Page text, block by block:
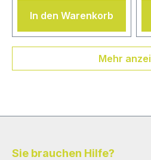
In den Warenkorb
Mehr
Sie brauchen Hilfe?